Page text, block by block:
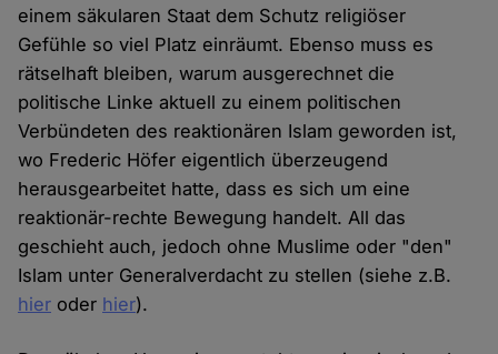
einem säkularen Staat dem Schutz religiöser
Gefühle so viel Platz einräumt. Ebenso muss es
rätselhaft bleiben, warum ausgerechnet die
politische Linke aktuell zu einem politischen
Verbündeten des reaktionären Islam geworden ist,
wo Frederic Höfer eigentlich überzeugend
herausgearbeitet hatte, dass es sich um eine
reaktionär-rechte Bewegung handelt. All das
geschieht auch, jedoch ohne Muslime oder "den"
Islam unter Generalverdacht zu stellen (siehe z.B.
hier oder hier).